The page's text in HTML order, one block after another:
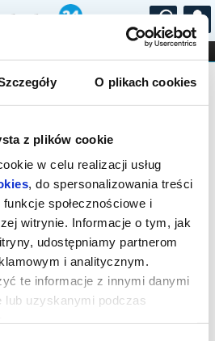
O plikach cookies
z plików cookie
w celu realizacji usług
, do spersonalizowania treści
społecznościowe i
witrynie. Informacje o tym, jak
udostępniamy partnerom
i analitycznym.
te informacje z innymi danymi
lub uzyskanymi podczas
...
I BALET
STAND-UP
wydarzeń